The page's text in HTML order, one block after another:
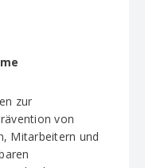
zur
von
Mitarbeitern und